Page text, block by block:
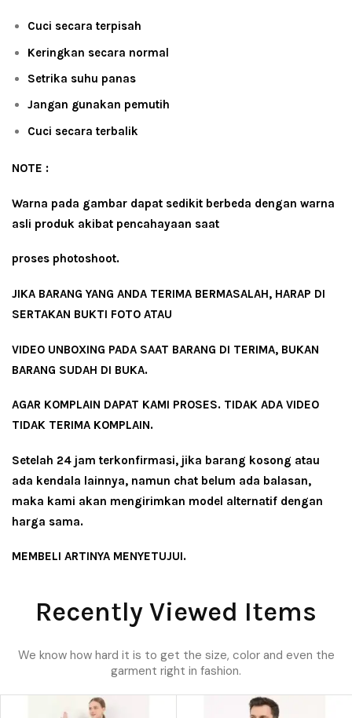
Cuci secara terpisah
Keringkan secara normal
Setrika suhu panas
Jangan gunakan pemutih
Cuci secara terbalik
NOTE :
Warna pada gambar dapat sedikit berbeda dengan warna
asli produk akibat pencahayaan saat
proses photoshoot.
JIKA BARANG YANG ANDA TERIMA BERMASALAH, HARAP DI
SERTAKAN BUKTI FOTO ATAU
VIDEO UNBOXING PADA SAAT BARANG DI TERIMA, BUKAN
BARANG SUDAH DI BUKA.
AGAR KOMPLAIN DAPAT KAMI PROSES. TIDAK ADA VIDEO
TIDAK TERIMA KOMPLAIN.
Setelah 24 jam terkonfirmasi, jika barang kosong atau
ada kendala lainnya, namun chat belum ada balasan,
maka kami akan mengirimkan model alternatif dengan
harga sama.
MEMBELI ARTINYA MENYETUJUI.
Recently Viewed Items
We know how hard it is to get the size, color and even the
garment right in fashion.